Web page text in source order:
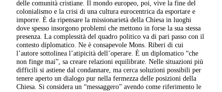
delle comunità cristiane. Il mondo europeo, poi, vive la fine del
colonialismo e la crisi di una cultura eurocentrica da esportare e
imporre. È da ripensare la missionarietà della Chiesa in luoghi
dove spesso insorgono problemi che mettono in forse la sua stessa
presenza. La complessità del quadro politico va di pari passo con il
contesto diplomatico. Ne è consapevole Mons. Riberi di cui
l’autore sottolinea l’atipicità dell’operare. È un diplomatico “che
non finge mai”, sa creare relazioni equilibrate. Nelle situazioni più
difficili si astiene dal condannare, ma cerca soluzioni possibili per
tenere aperto un dialogo pur nella fermezza delle posizioni della
Chiesa. Si considera un “messaggero” avendo come riferimento le